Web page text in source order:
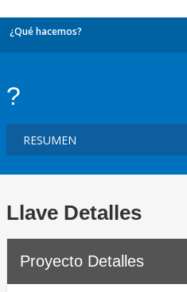
¿Qué hacemos?
?
Llave Detalles
Proyecto Detalles